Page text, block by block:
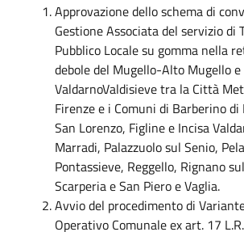
Approvazione dello schema di
Gestione Associata del servizio di
Pubblico Locale su gomma nella
debole del Mugello-Alto Mugello e
ValdarnoValdisieve tra la Città
Firenze e i Comuni di Barberino
San Lorenzo, Figline e Incisa
Marradi, Palazzuolo sul Senio,
Pontassieve, Reggello, Rignano
Scarperia e San Piero e Vaglia.
Avvio del procedimento di
Operativo Comunale ex art. 17